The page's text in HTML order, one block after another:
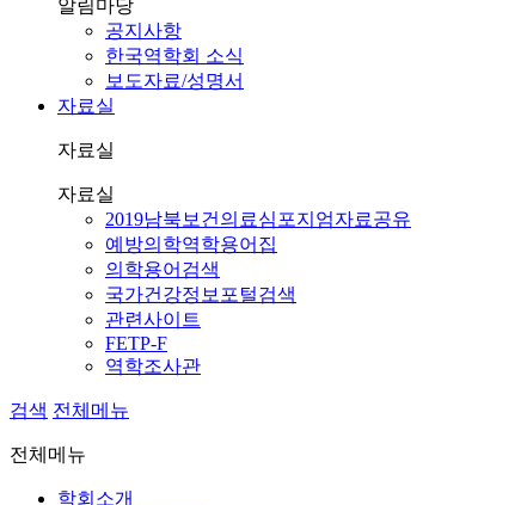
알림마당
공지사항
한국역학회 소식
보도자료/성명서
자료실
자료실
자료실
2019남북보건의료심포지엄자료공유
예방의학역학용어집
의학용어검색
국가건강정보포털검색
관련사이트
FETP-F
역학조사관
검색 전체메뉴
전체메뉴
학회소개